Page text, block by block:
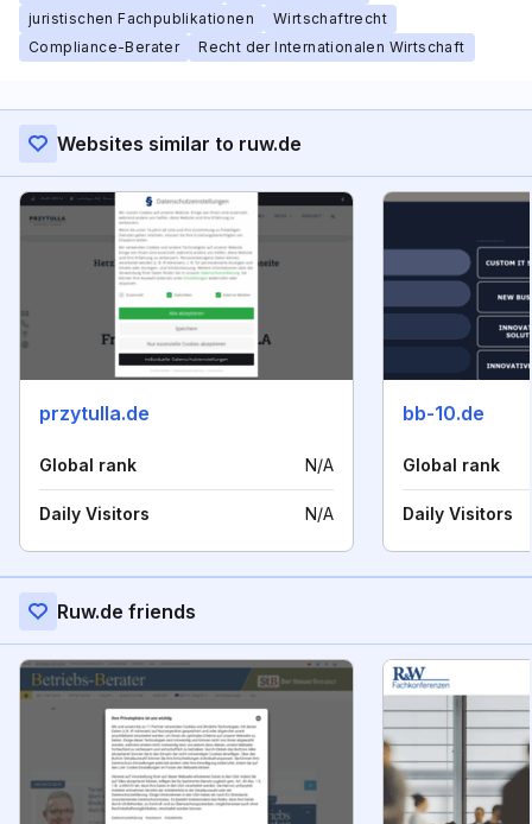
juristischen Fachpublikationen
Wirtschaftrecht
Compliance-Berater
Recht der Internationalen Wirtschaft
Websites similar to ruw.de
przytulla.de
Global rank N/A
Daily Visitors N/A
bb-10.de
Global rank
Daily Visitors
Ruw.de friends